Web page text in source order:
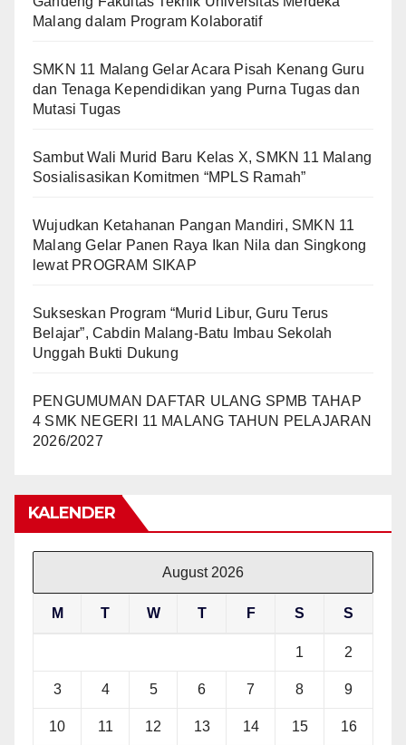
Malang dalam Program Kolaboratif
SMKN 11 Malang Gelar Acara Pisah Kenang Guru
dan Tenaga Kependidikan yang Purna Tugas dan
Mutasi Tugas
Sambut Wali Murid Baru Kelas X, SMKN 11 Malang
Sosialisasikan Komitmen “MPLS Ramah”
Wujudkan Ketahanan Pangan Mandiri, SMKN 11
Malang Gelar Panen Raya Ikan Nila dan Singkong
lewat PROGRAM SIKAP
Sukseskan Program “Murid Libur, Guru Terus
Belajar”, Cabdin Malang-Batu Imbau Sekolah
Unggah Bukti Dukung
PENGUMUMAN DAFTAR ULANG SPMB TAHAP
4 SMK NEGERI 11 MALANG TAHUN PELAJARAN
2026/2027
KALENDER
August 2026
M T W T F S S
1 2
3 4 5 6 7 8 9
10 11 12 13 14 15 16